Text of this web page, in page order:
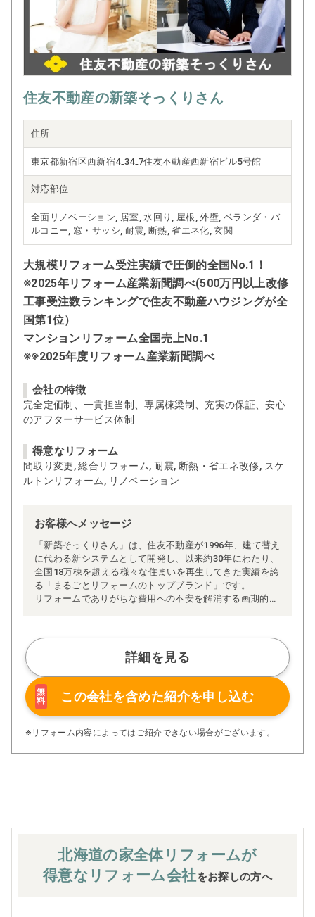
える「望まれる以上の住まい」をお届
けすることを使命としています。
「次の機会も、またお願いしたい」そ
の一言をいただける存在であり続ける
ために、これからも社員一同、研鑽を
重ねてまいります。
住友不動産の新築そっくりさん
住所
東京都新宿区西新宿4₋34₋7住友不動産西新宿ビル5号館
対応部位
全面リノベーション, 居室, 水回り, 屋根, 外壁, ベランダ・バ
ルコニー, 窓・サッシ, 耐震, 断熱, 省エネ化, 玄関
大規模リフォーム受注実績で圧倒的全国No.1！
※2025年リフォーム産業新聞調べ(500万円以上改修
工事受注数ランキングで住友不動産ハウジングが全
国第1位）
マンションリフォーム全国売上No.1
※※2025年度リフォーム産業新聞調べ
会社の特徴
完全定価制、一貫担当制、専属棟梁制、充実の保証、安心
のアフターサービス体制
得意なリフォーム
間取り変更, 総合リフォーム, 耐震, 断熱・省エネ改修, スケ
ルトンリフォーム, リノベーション
お客様へメッセージ
「新築そっくりさん」は、住友不動産が1996年、建て替え
に代わる新システムとして開発し、以来約30年にわたり、
全国18万棟を超える様々な住まいを再生してきた実績を誇
る「まるごとリフォームのトップブランド」です。
リフォームでありがちな費用への不安を解消する画期的な
ム」、経験豊かなセールスエンジニアによる「一貫担当
制」などが高い信頼を得ています。
また、大規模リフォームに習熟した施工管理者が現場を統
括する「専属棟梁制」、豊富な実績に裏付けられた充実の
施工マニュアルや検査体制により高い施工品質を実現。
さらに、住友不動産のリフォームならではの充実の保証、
アフターサービス体制で工事後も安心です。
ぜひ、あなたの大切なお住まいの再生を私たちにお任せく
詳細を見る
無
料
この会社を含めた紹介を申し込む
※リフォーム内容によってはご紹介できない場合がございます。
北海道の家全体リフォームが
得意なリフォーム会社をお探しの方へ